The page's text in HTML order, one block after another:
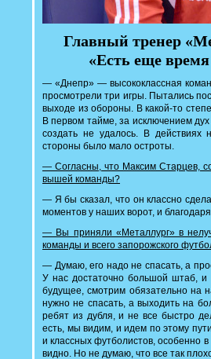
Главный тренер
«Есть еще время
— «Днепр» — высококлассная
просмотрели три игры. Пытались
выходе из обороны. В какой-то
В первом тайме, за исключением
создать не удалось. В действиях
стороны было мало остроты.
— Согласны, что Максим Старцев,
вышей команды?
— Я бы сказал, что он классно
моментов у наших ворот, и
— Вы приняли «Металлург» в
команды и всего запорожского
— Думаю, его надо не спасать, а
У нас достаточно большой штаб,
будущее, смотрим обязательно
нужно не спасать, а выходить на
ребят из дубля, и не все быстро
есть, мы видим, и идем по этому
и классных футболистов, особенно
видно. Но не думаю, что все так